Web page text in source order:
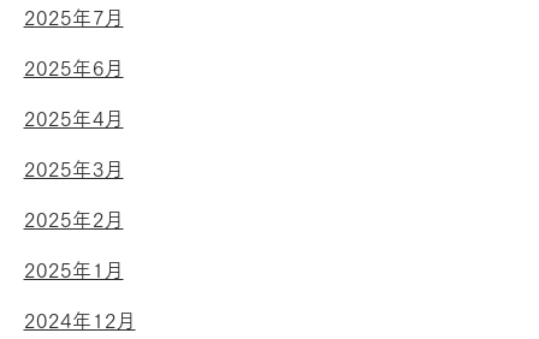
2025年7月
2025年6月
2025年4月
2025年3月
2025年2月
2025年1月
2024年12月